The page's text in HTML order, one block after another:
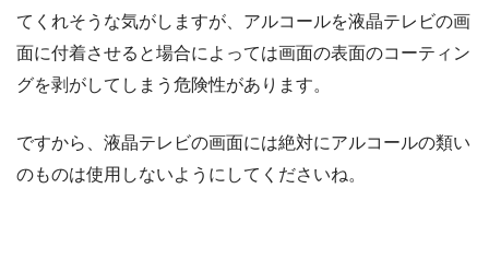
てくれそうな気がしますが、アルコールを液晶テレビの画
面に付着させると場合によっては画面の表面のコーティン
グを剥がしてしまう危険性があります。
ですから、液晶テレビの画面には絶対にアルコールの類い
のものは使用しないようにしてくださいね。